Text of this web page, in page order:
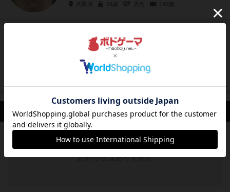
58歳 145個
フォローする
好きなゲームは戦う系です。 苦手なのは交渉系
です。 戦うこと好きだけど強くはないよ。 交
渉は苦手だけどゲーム...
東京都 未設定
最新のお知らせ
お知らせはありません